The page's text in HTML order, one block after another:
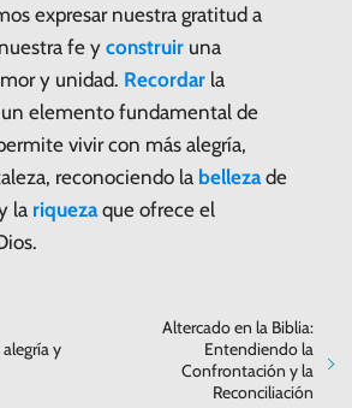
expresar nuestra gratitud a
fe yconstruir una
y unidad. Recordar la
un elemento fundamental de
vivir con más alegría,
reconociendo la bellezade
la riquezaque ofrece el
y
Altercado en la Biblia:
Entendiendo la
Confrontación y la
Reconciliación